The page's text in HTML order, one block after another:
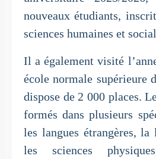
nouveaux étudiants,
sciences humaines et
Il a également visité
école normale supérieure
dispose de 2 000 places.
formés dans plusieurs
les langues étrangères, la
les sciences